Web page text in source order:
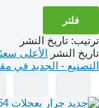
فلتر
ترتيب: تاريخ النشر
تاريخ النشر الأعلى
التصنيع - الجديد في